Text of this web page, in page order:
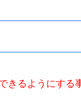
きるようにする